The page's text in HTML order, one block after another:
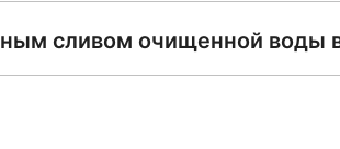
сливом очищенной воды